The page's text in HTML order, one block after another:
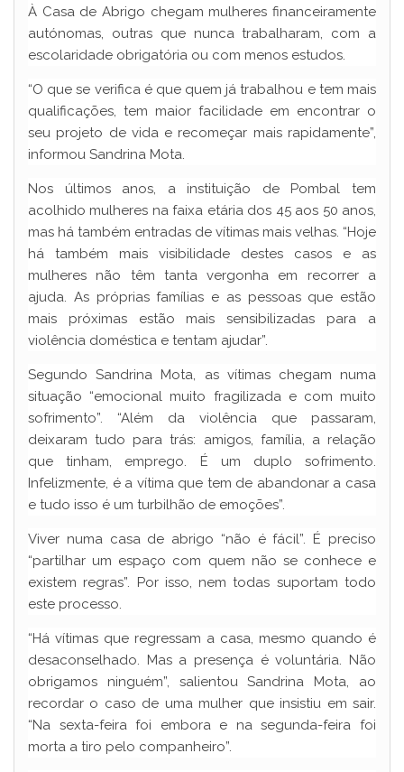
À Casa de Abrigo chegam mulheres financeiramente
autónomas, outras que nunca trabalharam, com a
escolaridade obrigatória ou com menos estudos.
“O que se verifica é que quem já trabalhou e tem mais
qualificações, tem maior facilidade em encontrar o
seu projeto de vida e recomeçar mais rapidamente”,
informou Sandrina Mota.
Nos últimos anos, a instituição de Pombal tem
acolhido mulheres na faixa etária dos 45 aos 50 anos,
mas há também entradas de vítimas mais velhas. “Hoje
há também mais visibilidade destes casos e as
mulheres não têm tanta vergonha em recorrer a
ajuda. As próprias famílias e as pessoas que estão
mais próximas estão mais sensibilizadas para a
violência doméstica e tentam ajudar”.
Segundo Sandrina Mota, as vítimas chegam numa
situação “emocional muito fragilizada e com muito
sofrimento”. “Além da violência que passaram,
deixaram tudo para trás: amigos, família, a relação
que tinham, emprego. É um duplo sofrimento.
Infelizmente, é a vítima que tem de abandonar a casa
e tudo isso é um turbilhão de emoções”.
Viver numa casa de abrigo “não é fácil”. É preciso
“partilhar um espaço com quem não se conhece e
existem regras”. Por isso, nem todas suportam todo
este processo.
“Há vítimas que regressam a casa, mesmo quando é
desaconselhado. Mas a presença é voluntária. Não
obrigamos ninguém”, salientou Sandrina Mota, ao
recordar o caso de uma mulher que insistiu em sair.
“Na sexta-feira foi embora e na segunda-feira foi
morta a tiro pelo companheiro”.